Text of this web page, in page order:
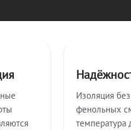
Изоляция
фенольных
температура